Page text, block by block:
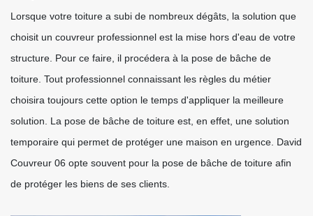
Lorsque votre toiture a subi de nombreux dégâts, la solution que
choisit un couvreur professionnel est la mise hors d'eau de votre
structure. Pour ce faire, il procédera à la pose de bâche de
toiture. Tout professionnel connaissant les règles du métier
choisira toujours cette option le temps d'appliquer la meilleure
solution. La pose de bâche de toiture est, en effet, une solution
temporaire qui permet de protéger une maison en urgence. David
Couvreur 06 opte souvent pour la pose de bâche de toiture afin
de protéger les biens de ses clients.